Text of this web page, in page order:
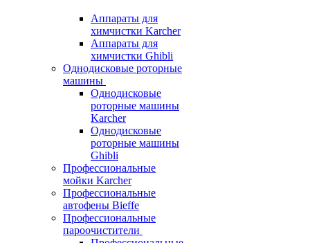
Аппараты для
химчистки Karcher
Аппараты для
химчистки Ghibli
Однодисковые роторные
машины
Однодисковые
роторные машины
Karcher
Однодисковые
роторные машины
Ghibli
Профессиональные
мойки Karcher
Профессиональные
автофены Bieffe
Профессиональные
пароочистители